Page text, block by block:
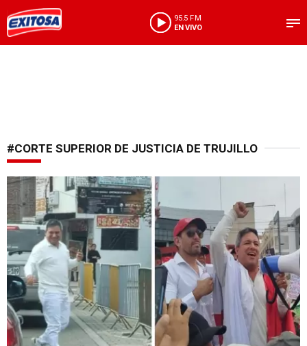
95.5 FM
EN VIVO
#CORTE SUPERIOR DE JUSTICIA DE TRUJILLO
Continuará en libertad